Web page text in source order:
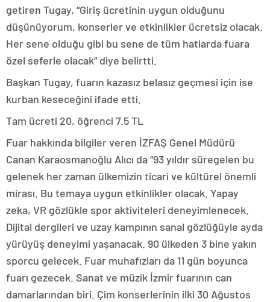
getiren Tugay, “Giriş ücretinin uygun olduğunu
düşünüyorum, konserler ve etkinlikler ücretsiz olacak.
Her sene olduğu gibi bu sene de tüm hatlarda fuara
özel seferle olacak” diye belirtti.
Başkan Tugay, fuarın kazasız belasız geçmesi için ise
kurban keseceğini ifade etti.
Tam ücreti 20, öğrenci 7.5 TL
Fuar hakkında bilgiler veren İZFAŞ Genel Müdürü
Canan Karaosmanoğlu Alıcı da “93 yıldır süregelen bu
gelenek her zaman ülkemizin ticari ve kültürel önemli
mirası. Bu temaya uygun etkinlikler olacak. Yapay
zeka, VR gözlükle spor aktiviteleri deneyimlenecek.
Dijital dergileri ve uzay kampının sanal gözlüğüyle ayda
yürüyüş deneyimi yaşanacak. 90 ülkeden 3 bine yakın
sporcu gelecek. Fuar muhafızları da 11 gün boyunca
fuarı gezecek. Sanat ve müzik İzmir fuarının can
damarlarından biri. Çim konserlerinin ilki 30 Ağustos